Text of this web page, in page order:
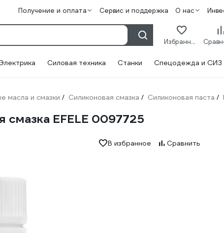
Получение и оплата Сервис и поддержка О нас
Избранное
Силовая техника Станки Спецодежда и СИЗ
масла и смазки / Силиконовая смазка / Силиконовая паста /
смазка EFELE 0097725
В избранное Сравнить